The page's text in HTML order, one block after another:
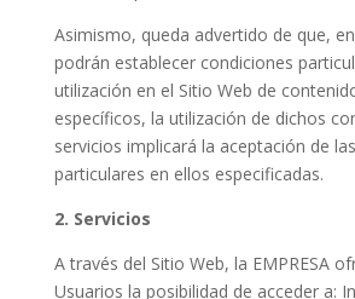
Asimismo, queda advertido de que,
podrán establecer condiciones
utilización en el Sitio Web de
específicos, la utilización de dichos
servicios implicará la aceptación de
particulares en ellos especificadas.
2. Servicios
A través del Sitio Web, la EMPRESA
Usuarios la posibilidad de acceder a: